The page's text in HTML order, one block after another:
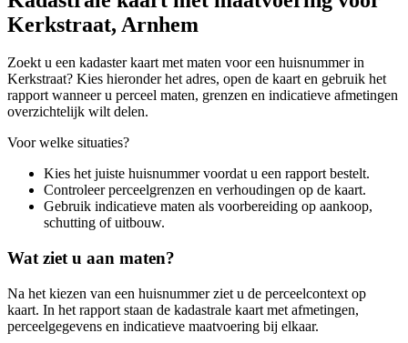
Kerkstraat, Arnhem
Zoekt u een kadaster kaart met maten voor een huisnummer in
Kerkstraat? Kies hieronder het adres, open de kaart en gebruik het
rapport wanneer u perceel maten, grenzen en indicatieve afmetingen
overzichtelijk wilt delen.
Voor welke situaties?
Kies het juiste huisnummer voordat u een rapport bestelt.
Controleer perceelgrenzen en verhoudingen op de kaart.
Gebruik indicatieve maten als voorbereiding op aankoop,
schutting of uitbouw.
Wat ziet u aan maten?
Na het kiezen van een huisnummer ziet u de perceelcontext op
kaart. In het rapport staan de kadastrale kaart met afmetingen,
perceelgegevens en indicatieve maatvoering bij elkaar.